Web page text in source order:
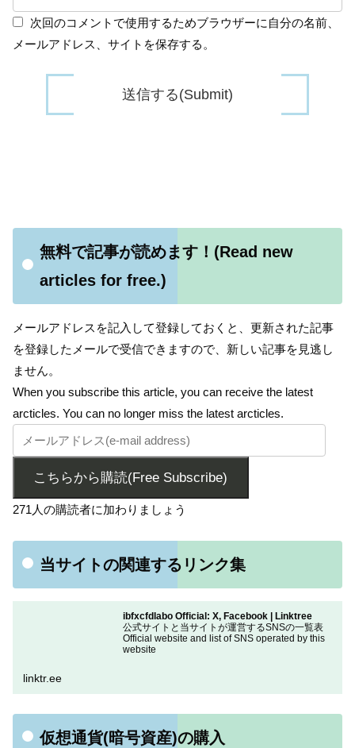
次回のコメントで使用するためブラウザーに自分の名前、
メールアドレス、サイトを保存する。
無料で記事が読めます！(Read new
articles for free.)
メールアドレスを記入して登録しておくと、更新された記事
を登録したメールで受信できますので、新しい記事を見逃し
ません。
When you subscribe this article, you can receive the latest
arcticles. You can no longer miss the latest arcticles.
こちらから購読(Free Subscribe)
271人の購読者に加わりましょう
当サイトの関連するリンク集
ibfxcfdlabo Official: X, Facebook | Linktree
公式サイトと当サイトが運営するSNSの一覧表
Official website and list of SNS operated by this
website
linktr.ee
仮想通貨(暗号資産)の購入